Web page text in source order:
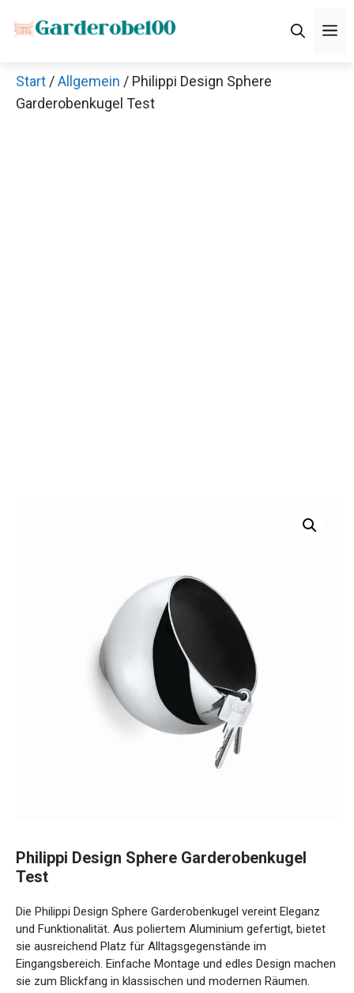
Inhalt
Start /Allgemein / Philippi Design Sphere
Garderobenkugel Test
Philippi Design Sphere Garderobenkugel
Test
Die Philippi Design Sphere Garderobenkugel vereint Eleganz
und Funktionalität. Aus poliertem Aluminium gefertigt, bietet
sie ausreichend Platz für Alltagsgegenstände im
Eingangsbereich. Einfache Montage und edles Design machen
sie zum Blickfang in klassischen und modernen Räumen.